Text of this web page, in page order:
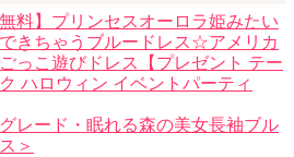
無料】プリンセスオーロラ姫みたい
きちゃうブルードレス☆アメリカ
っこ遊びドレス【プレゼント テー
ハロウィン イベントパーティ
レード・眠れる森の美女長袖ブル
＞